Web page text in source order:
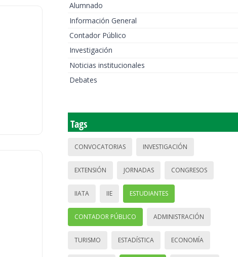
Alumnado
Información General
Contador Público
Investigación
Noticias institucionales
Debates
Tags
CONVOCATORIAS INVESTIGACIÓN
EXTENSIÓN JORNADAS CONGRESOS
IIATA IIE ESTUDIANTES
CONTADOR PÚBLICO ADMINISTRACIÓN
TURISMO ESTADÍSTICA ECONOMÍA